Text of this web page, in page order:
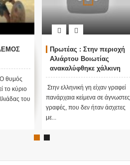
Ο θυμός
το κύριο
του
Πρωτέας : Στην περιοχή
Αλιάρτου Βοιωτίας
ανακαλύφθηκε χάλκινη
πινακίδα με γράμματα
που έμοιαζαν με
ιερογλυφικά της
Αιγύπτου
Στην ελληνική γη είχαν γραφεί
πανάρχαια κείμενα σε άγνωστες
γραφές, που δεν ήταν άσχετες
με...